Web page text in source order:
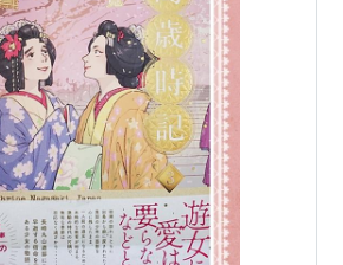
フレデリック・ボワレとの共著）